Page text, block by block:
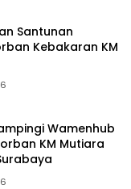
Santunan
Kebakaran KM
Wamenhub
KM Mutiara